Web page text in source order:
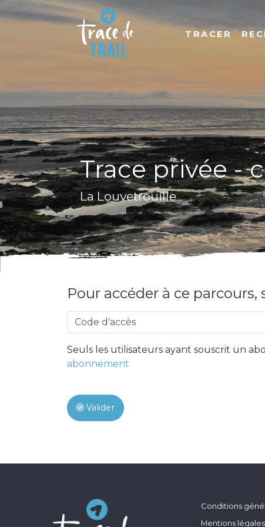
TRACER
Trace privée -
La Louvetrouille
Pour accéder à ce parcours,
Seuls les utilisateurs ayant souscrit un
abonnement
Valider
Conditions
Mentions légales